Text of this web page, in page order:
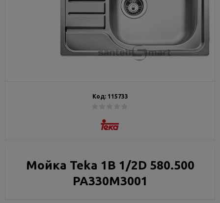
Код: 115733
Мойка Teka 1B 1/2D 580.500
PA330M3001